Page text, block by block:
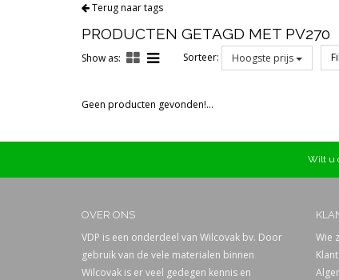
Terug naar tags
PRODUCTEN GETAGD MET PV270
Show as: Sorteer: Hoogste prijs
Prijs
Geen producten gevonden!...
Wilt u
OVER ONS
VDP is een onderdeel van Wilcovak bv. Door
gebruik van de vele materialen binnen
Wilcovak is er veel gedegen kennis en
Wie